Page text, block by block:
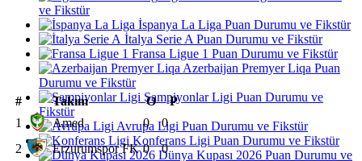
ve Fikstür
İspanya La Liga Puan Durumu ve Fikstür
İtalya Serie A Puan Durumu ve Fikstür
Fransa Ligue 1 Puan Durumu ve Fikstür
Azerbaijan Premyer Liqa Puan
Durumu ve Fikstür
Şampiyonlar Ligi Puan Durumu ve
Fikstür
Avrupa Ligi Puan Durumu ve Fikstür
Konferans Ligi Puan Durumu ve Fikstür
Dünya Kupası 2026 Puan Durumu ve
# Takım O
P
1
Amed 0
0
2
Erzurumspor FK 0 0